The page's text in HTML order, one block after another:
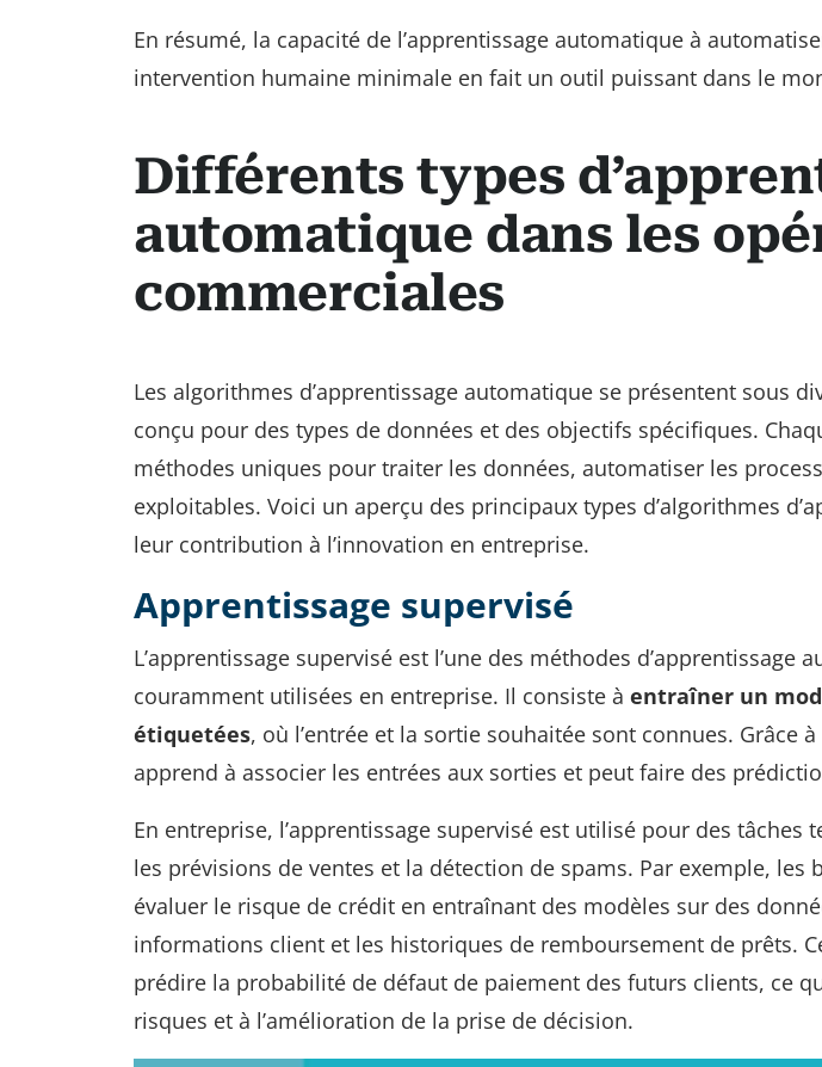
En résumé, la capacité de l’apprentissage automatique à
intervention humaine minimale en fait un outil puissant dans le
Différents types
automatique dans les
commerciales
Les algorithmes d’apprentissage automatique se présentent sous
conçu pour des types de données et des objectifs spécifiques.
méthodes uniques pour traiter les données, automatiser les
exploitables. Voici un aperçu des principaux types d’algorithmes
leur contribution à l’innovation en entreprise.
Apprentissage supervisé
L’apprentissage supervisé est l’une des méthodes d’apprentissage
couramment utilisées en entreprise. Il consiste à entraîner un
étiquetées, où l’entrée et la sortie souhaitée sont connues. Grâce
apprend à associer les entrées aux sorties et peut faire des
En entreprise, l’apprentissage supervisé est utilisé pour des tâches
les prévisions de ventes et la détection de spams. Par exemple, les
évaluer le risque de crédit en entraînant des modèles sur des
informations client et les historiques de remboursement de prêts.
prédire la probabilité de défaut de paiement des futurs clients, ce
risques et à l’amélioration de la prise de décision.